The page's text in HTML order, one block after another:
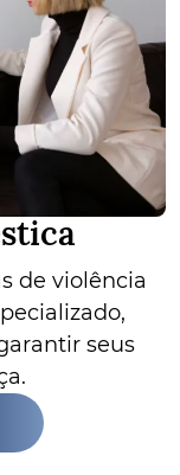
de violência
seus